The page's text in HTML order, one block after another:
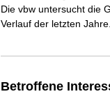
Die vbw untersucht die
Verlauf der letzten Jahre.
Betroffene